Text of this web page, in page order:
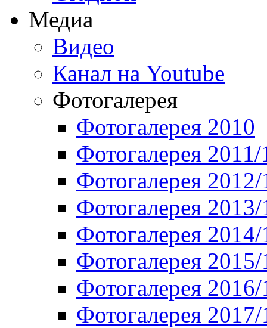
Медиа
Видео
Канал на Youtube
Фотогалерея
Фотогалерея 2010
Фотогалерея 2011/
Фотогалерея
Фотогалерея
Фотогалерея
Фотогалерея
Фотогалерея
Фотогалерея